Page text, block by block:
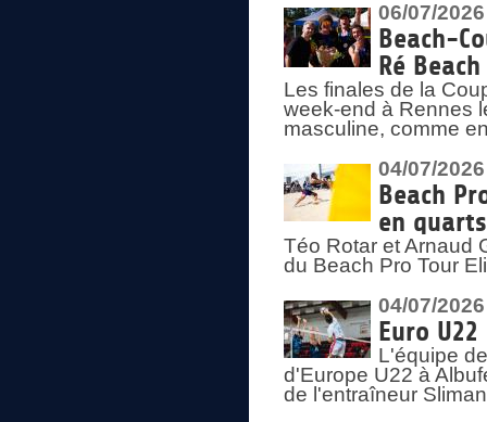
06/07/2026
Beach-
Ré
Les finales de la
week-end à Rennes
masculine, comme
04/07/2026
Beach
en quarts
Téo Rotar et Arnaud
du Beach Pro Tour
04/07/2026
Euro
L'équipe
d'Europe U22 à
de l'entraîneur